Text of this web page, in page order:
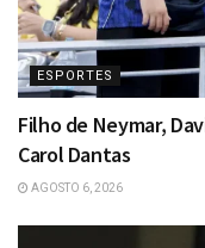
ESPORTES
Filho de Neymar,
Carol Dantas
AGOSTO 6, 2026